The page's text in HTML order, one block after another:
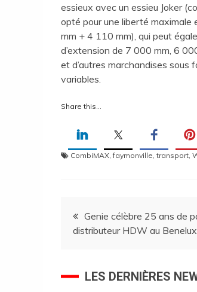
essieux avec un essieu Joker
opté pour une liberté maximale
mm + 4 110 mm), qui peut
d’extension de 7 000 mm, 6
et d’autres marchandises sous
variables.
Share this…
CombiMAX ,faymonville ,transport
Navigation
de
l’article
Genie célèbre 25 ans de
distributeur HDW au Benelux
LES DERNIÈRES